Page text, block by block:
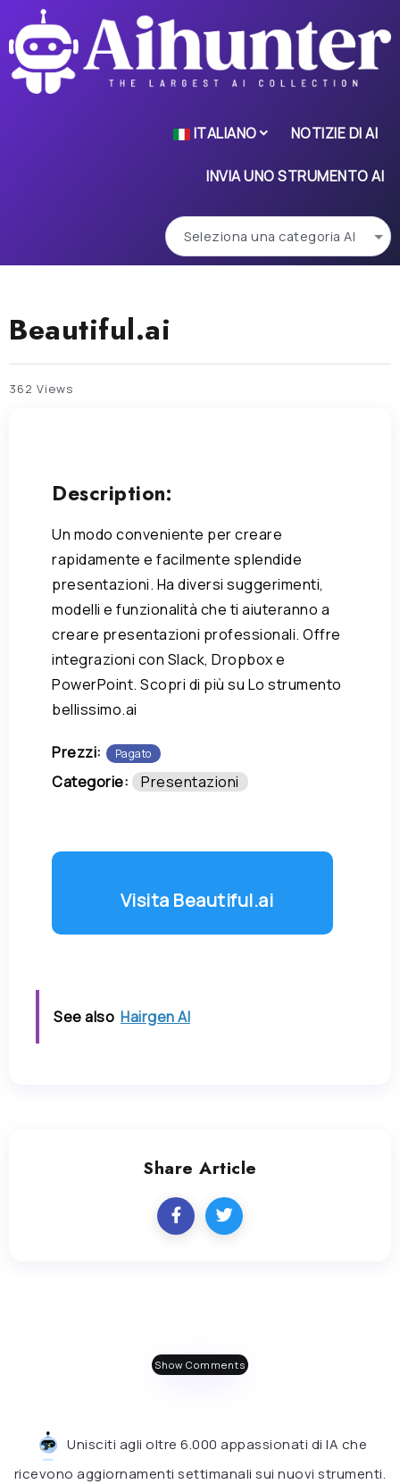
ITALIANO NOTIZIE DI AI
INVIA UNO STRUMENTO AI
Beautiful.ai
362 Views
Description:
Un modo conveniente per creare
rapidamente e facilmente splendide
presentazioni. Ha diversi suggerimenti,
modelli e funzionalità che ti aiuteranno a
creare presentazioni professionali. Offre
integrazioni con Slack, Dropbox e
PowerPoint. Scopri di più su Lo strumento
bellissimo.ai
Prezzi: Pagato
Categorie: Presentazioni
Visita Beautiful.ai
See also Hairgen AI
Share Article
Show Comments
Unisciti agli oltre 6.000 appassionati di IA che
ricevono aggiornamenti settimanali sui nuovi strumenti.